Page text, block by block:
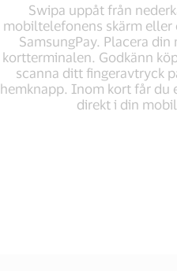
Swipa uppåt från
mobiltelefonens skärm eller
SamsungPay. Placera din
kortterminalen. Godkänn
scanna ditt fingeravtryck
hemknapp. Inom kort får du
direkt i din mobil.